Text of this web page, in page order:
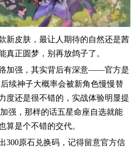
新皮肤，最让人期待的自然还是茜
正圆梦，别再放鸽子了。
加强，其实背后有深意——官方是
续神子大概率会被新角色慢慢替
度还是很不错的，实战体验明显提
强，那样的话五星命座自选就能
算是个不错的交代。
300原石兑换码，记得留意官方信